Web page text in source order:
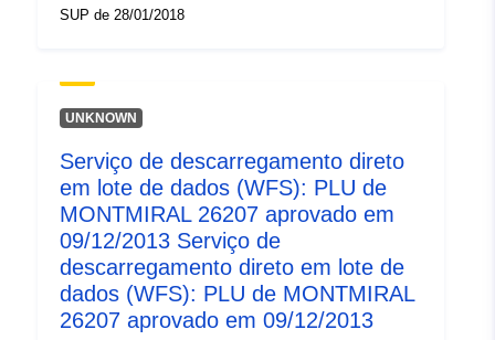
SUP de 28/01/2018
UNKNOWN
Serviço de descarregamento direto
em lote de dados (WFS): PLU de
MONTMIRAL 26207 aprovado em
09/12/2013 Serviço de
descarregamento direto em lote de
dados (WFS): PLU de MONTMIRAL
26207 aprovado em 09/12/2013